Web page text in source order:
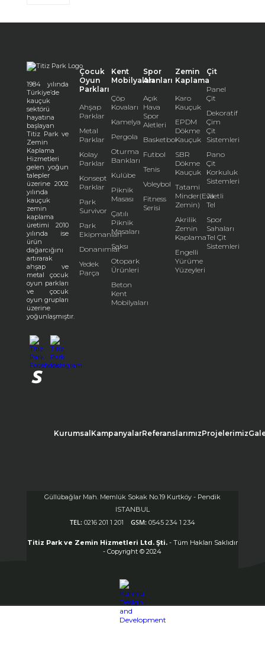
1984 yılında
Türkiye’de
kauçuk
sektörü
hayatına
başlayan
Titiz Park ve
Zemin
Kaplama
Hizmetleri
gelen yoğun
talepler
üzerine 2002
yılında
kauçuk
zemin
kaplama
üretimi 2010
yılında ise
ürün
dağarcığını
artırarak
ahşap ve
metal çocuk
oyun parkları
ve çocuk
oyun grupları
üzerine
yoğunlaşmıştır.
Çocuk
Oyun
Parkları
Ahşap
Parklar
Metal
Parklar
Kolay
Parklar
Konsept
Parklar
Park
Survivor
Park
Ekipmanları
Donanımlar
Yedek
Parça
Kent
Mobilyaları
Çöp
Kovaları
Kamelya
Pergola
Oturma
Bankları
Kulübe
Piknik
Masası
Çatılı
Piknik
Masaları
Saksı
Otopark
Ürünleri
Beton
Kent
Mobilyaları
Spor
Alanları
Açık
Hava
Spor
Aletleri
Basketbol
Futbol
Tenis
Voleybol
Fitness
Serisi
Zemin
Kaplama
Karo
Kauçuk
EPDM
Dökme
Kauçuk
SBR
Dökme
Kauçuk
Tatami
Minder(Eva
Zemin)
Akrilik
Zemin
Kaplama
Engelli
Yürüme
Yüzeyleri
Çit
Panel
Çit
Dekoratif
Çim
Çit
Sistemleri
Pano
Çit
Korkuluk
Sistemleri
Jiletli
Tel
Spor
Sahaları
Tel Çit
Sistemleri
Kurumsal KampanyalarReferanslarımızProjelerimiz
Güllübağlar Mah. Memlük Sokak No.19 Kurtköy - Pendik
ISTANBUL
TEL:0216 201 1 201 GSM:0545 234 1 234
Titiz Park ve Zemin Hizmetleri Ltd. Şti. - Tüm Hakları Saklıdır
- Copyright © 2024